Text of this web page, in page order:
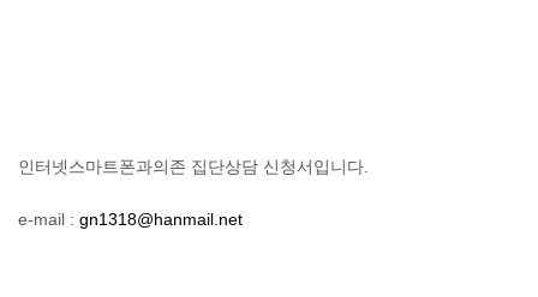
인터넷스마트폰과의존 집단상담 신청서입니다.
e-mail : gn1318@hanmail.net